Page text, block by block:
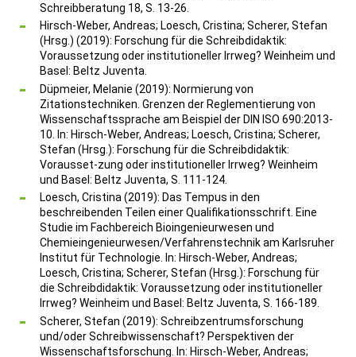
Schreibberatung 18, S. 13-26.
Hirsch-Weber, Andreas; Loesch, Cristina; Scherer, Stefan
(Hrsg.) (2019): Forschung für die Schreibdidaktik:
Voraussetzung oder institutioneller Irrweg? Weinheim und
Basel: Beltz Juventa.
Düpmeier, Melanie (2019): Normierung von
Zitationstechniken. Grenzen der Reglementierung von
Wissenschaftssprache am Beispiel der DIN ISO 690:2013-
10. In: Hirsch-Weber, Andreas; Loesch, Cristina; Scherer,
Stefan (Hrsg.): Forschung für die Schreibdidaktik:
Vorausset-zung oder institutioneller Irrweg? Weinheim
und Basel: Beltz Juventa, S. 111-124.
Loesch, Cristina (2019): Das Tempus in den
beschreibenden Teilen einer Qualifikationsschrift. Eine
Studie im Fachbereich Bioingenieurwesen und
Chemieingenieurwesen/Verfahrenstechnik am Karlsruher
Institut für Technologie. In: Hirsch-Weber, Andreas;
Loesch, Cristina; Scherer, Stefan (Hrsg.): Forschung für
die Schreibdidaktik: Voraussetzung oder institutioneller
Irrweg? Weinheim und Basel: Beltz Juventa, S. 166-189.
Scherer, Stefan (2019): Schreibzentrumsforschung
und/oder Schreibwissenschaft? Perspektiven der
Wissenschaftsforschung. In: Hirsch-Weber, Andreas;